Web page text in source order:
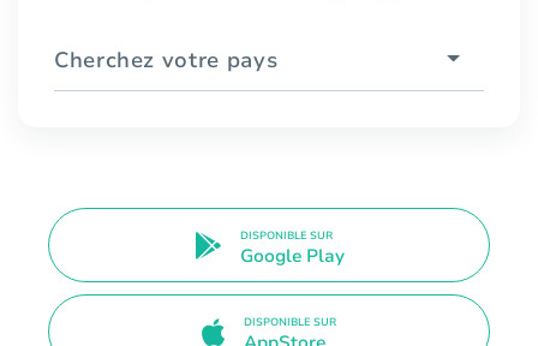
Cherchez votre pays
DISPONIBLE SUR
Google Play
DISPONIBLE SUR